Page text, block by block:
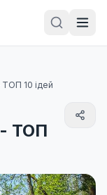
ТОП 10 ідей
- ТОП